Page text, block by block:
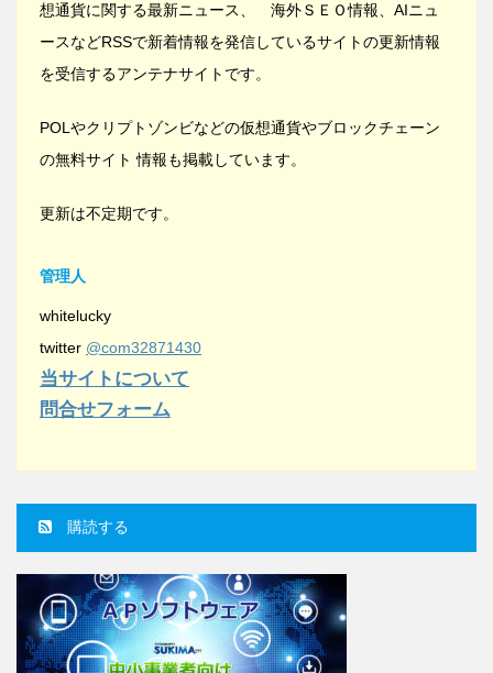
想通貨に関する最新ニュース、 海外ＳＥＯ情報、AIニュ
ースなどRSSで新着情報を発信しているサイトの更新情報
を受信するアンテナサイトです。
POLやクリプトゾンビなどの仮想通貨やブロックチェーン
の無料サイト 情報も掲載しています。
更新は不定期です。
管理人
whitelucky
twitter @com32871430
当サイトについて
問合せフォーム
購読する